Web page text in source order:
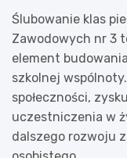
Ślubowanie klas
Zawodowych nr 3
element
szkolnej
społeczności,
uczestniczenia w
dalszego rozwoju